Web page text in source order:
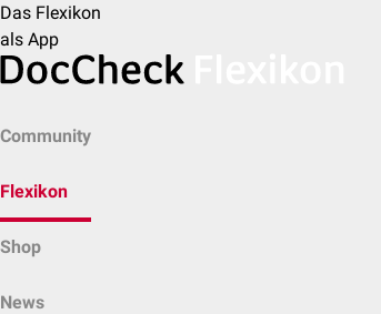
Das Flexikon
als App
Community
Flexikon
Shop
News